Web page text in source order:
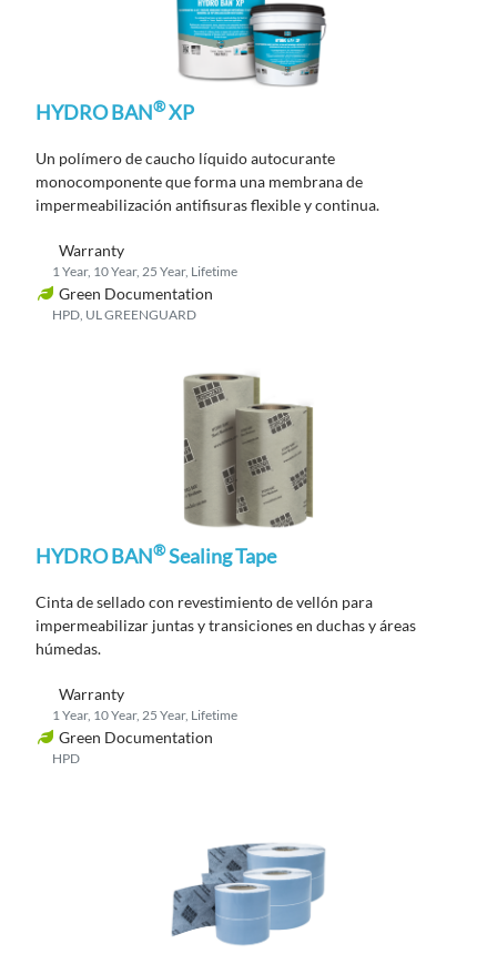
HYDRO BAN®XP
Un polímero de caucho líquido autocurante
monocomponente que forma una membrana de
impermeabilización antifisuras flexible y continua.
Warranty
1 Year, 10 Year, 25 Year, Lifetime
Green Documentation
HPD, UL GREENGUARD
HYDRO BAN®Sealing Tape
Cinta de sellado con revestimiento de vellón para
impermeabilizar juntas y transiciones en duchas y áreas
húmedas.
Warranty
1 Year, 10 Year, 25 Year, Lifetime
Green Documentation
HPD